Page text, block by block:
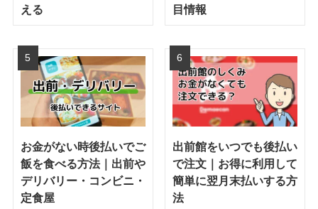
える
目情報
お金がない時後払いでご
飯を食べる方法｜出前や
デリバリー・コンビニ・
定食屋
出前館をいつでも後払い
で注文｜お得に利用して
簡単に翌月末払いする方
法